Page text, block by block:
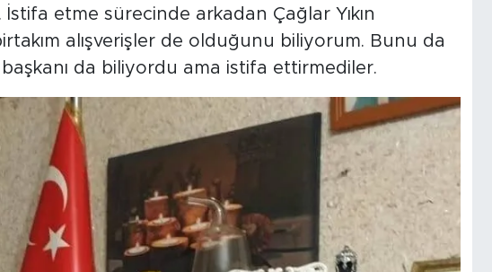
etme sürecinde arkadan Çağlar Yıkın
alışverişler de olduğunu biliyorum. Bunu da
da biliyordu ama istifa ettirmediler.